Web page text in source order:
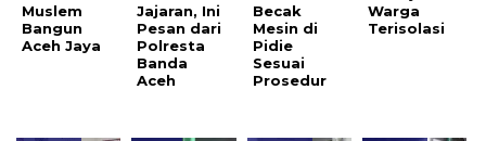
Muslem
Bangun
Aceh Jaya
Jajaran, Ini
Pesan dari
Polresta
Banda
Aceh
Becak
Mesin di
Pidie
Sesuai
Prosedur
Warga
Terisolasi